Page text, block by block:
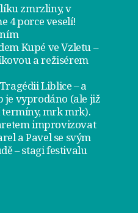
zmrzliny, v
4 porce veselí!
Kupé ve Vzletu–
a režisérem
Tragédii Liblice– a
je vyprodáno (ale již
mrk mrk).
improvizovat
a Pavel se svým
– stagi festivalu